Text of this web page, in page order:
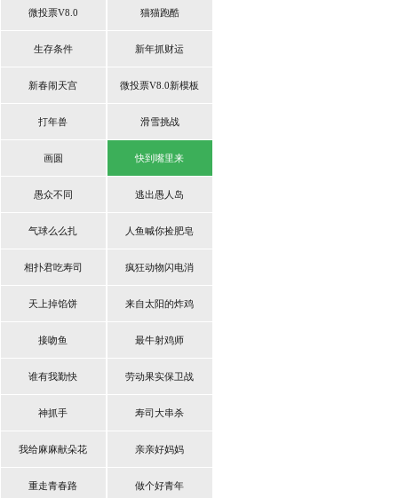
微投票V8.0 猫猫跑酷
生存条件 新年抓财运
新春闹天宫 微投票V8.0新模板
打年兽 滑雪挑战
画圆 快到嘴里来
愚众不同 逃出愚人岛
气球么么扎 人鱼喊你捡肥皂
相扑君吃寿司 疯狂动物闪电消
天上掉馅饼 来自太阳的炸鸡
接吻鱼 最牛射鸡师
谁有我勤快 劳动果实保卫战
神抓手 寿司大串杀
我给麻麻献朵花 亲亲好妈妈
重走青春路 做个好青年